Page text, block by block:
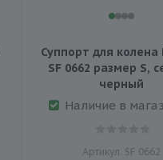
Суппорт для колена
SF 0662 размер S,
черный
Наличие в
Артикул: SF 0662